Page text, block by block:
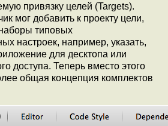
привязку целей (Targets).
мог добавить к проекту цели,
типовых
настроек, например, указать,
для десктопа или
доступа. Теперь вместо этого
общая концепция комплектов